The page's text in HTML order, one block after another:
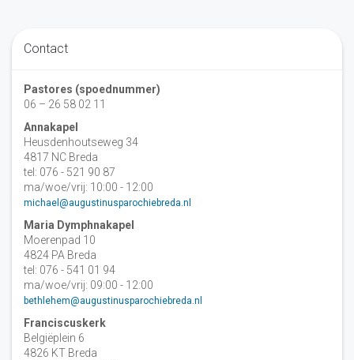
Contact
Pastores (spoednummer)
06 – 26 58 02 11
Annakapel
Heusdenhoutseweg 34
4817 NC Breda
tel: 076 - 521 90 87
ma/woe/vrij: 10:00 - 12:00
michael@augustinusparochiebreda.nl
Maria Dymphnakapel
Moerenpad 10
4824 PA Breda
tel: 076 - 541 01 94
ma/woe/vrij: 09:00 - 12:00
bethlehem@augustinusparochiebreda.nl
Franciscuskerk
Belgiëplein 6
4826 KT Breda